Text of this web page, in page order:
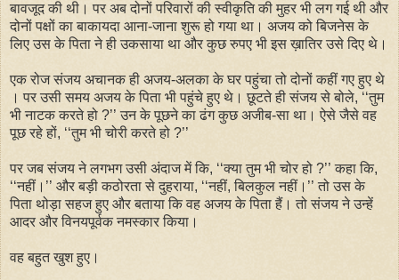
बावजूद की थी। पर अब दोनों परिवारों की स्वीकृति की मुहर भी लग गई थी और
दोनों पक्षों का बाकायदा आना-जाना शुरू हो गया था। अजय को बिजनेस के
लिए उस के पिता ने ही उकसाया था और कुछ रुपए भी इस ख़ातिर उसे दिए थे।
एक रोज संजय अचानक ही अजय-अलका के घर पहुंचा तो दोनों कहीं गए हुए थे
। पर उसी समय अजय के पिता भी पहुंचे हुए थे। छूटते ही संजय से बोले, ‘‘तुम
भी नाटक करते हो ?’’ उन के पूछने का ढंग कुछ अजीब-सा था। ऐसे जैसे वह
पूछ रहे हों, ‘‘तुम भी चोरी करते हो ?’’
पर जब संजय ने लगभग उसी अंदाज में कि, ‘‘क्या तुम भी चोर हो ?’’ कहा कि,
‘‘नहीं।’’ और बड़ी कठोरता से दुहराया, ‘‘नहीं, बिलकुल नहीं।’’ तो उस के
पिता थोड़ा सहज हुए और बताया कि वह अजय के पिता हैं। तो संजय ने उन्हें
आदर और विनयपूर्वक नमस्कार किया।
वह बहुत खुश हुए।